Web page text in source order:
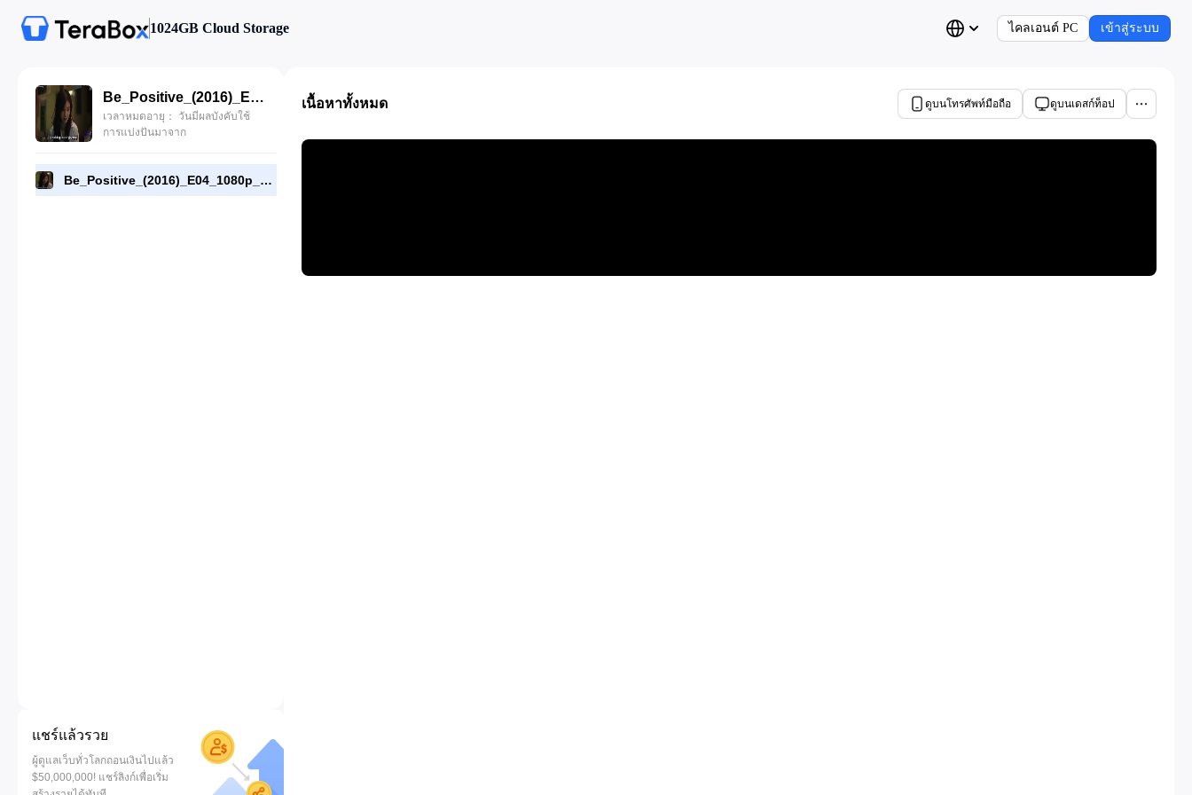
1024GB Cloud Storage ไคลเอนต์ PC เข้าสู่ระบบ
Be_Positive_(2016)_E04_1080p_WEB-DL_[RMC].mp4
เวลาหมดอายุ： วันมีผลบังคับใช้
การแบ่งปันมาจาก
Be_Positive_(2016)_E04_1080p_WEB-DL_[RMC].mp4
แชร์แล้วรวย
ผู้ดูแลเว็บทั่วโลกถอนเงินไปแล้ว
$50,000,000! แชร์ลิงก์เพื่อเริ่ม
เนื้อหาทั้งหมด ดูบนโทรศัพท์มือถือ ดูบนเดสก์ท็อป